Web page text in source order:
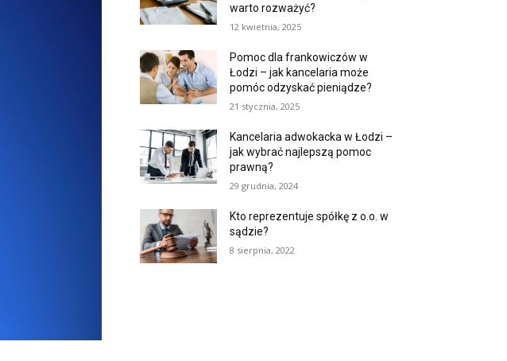
warto rozważyć?
12 kwietnia, 2025
Pomoc dla frankowiczów w
Łodzi – jak kancelaria może
pomóc odzyskać pieniądze?
21 stycznia, 2025
Kancelaria adwokacka w Łodzi –
jak wybrać najlepszą pomoc
prawną?
29 grudnia, 2024
Kto reprezentuje spółkę z o.o. w
sądzie?
8 sierpnia, 2022